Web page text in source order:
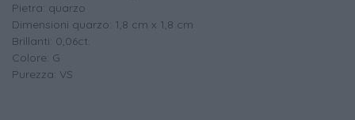
Pietra: quarzo
Dimensioni quarzo: 1,8 cm x 1,8 cm
Brillanti: 0,06ct.
Colore: G
Purezza: VS